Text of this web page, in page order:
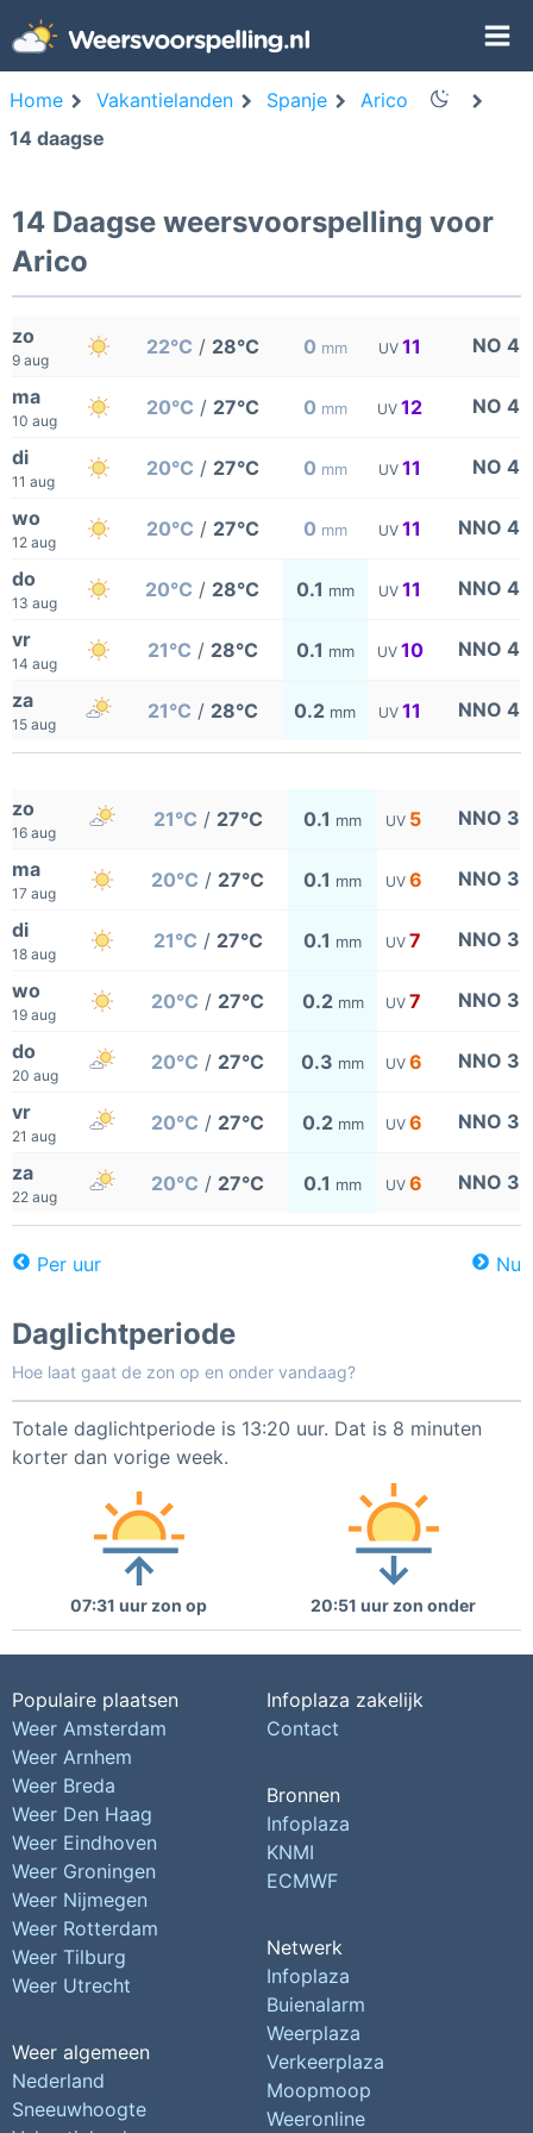
Home Vakantielanden Spanje
Arico
14 daagse
14 Daagse weersvoorspelling voor
Arico
zo
9 aug
22°C / 28°C 0 mm UV 11 NO 4
ma
10 aug
20°C / 27°C 0 mm UV 12 NO 4
di
11 aug
20°C / 27°C 0 mm UV 11 NO 4
wo
12 aug
20°C / 27°C 0 mm UV 11 NNO 4
do
13 aug
20°C / 28°C 0.1 mm UV 11 NNO 4
vr
14 aug
21°C / 28°C 0.1 mm UV 10 NNO 4
za
15 aug
21°C / 28°C 0.2 mm UV 11 NNO 4
zo
16 aug
21°C / 27°C 0.1 mm UV 5 NNO 3
ma
17 aug
20°C / 27°C 0.1 mm UV 6 NNO 3
di
18 aug
21°C / 27°C 0.1 mm UV 7 NNO 3
wo
19 aug
20°C / 27°C 0.2 mm UV 7 NNO 3
do
20 aug
20°C / 27°C 0.3 mm UV 6 NNO 3
vr
21 aug
20°C / 27°C 0.2 mm UV 6 NNO 3
za
22 aug
20°C / 27°C 0.1 mm UV 6 NNO 3
Per uur Nu
Daglichtperiode
Hoe laat gaat de zon op en onder vandaag?
Totale daglichtperiode is 13:20 uur. Dat is 8 minuten
korter dan vorige week.
07:31 uur zon op 20:51 uur zon onder
Populaire plaatsen
Weer Amsterdam
Weer Arnhem
Weer Breda
Weer Den Haag
Weer Eindhoven
Weer Groningen
Weer Nijmegen
Weer Rotterdam
Weer Tilburg
Weer Utrecht
Weer algemeen
Nederland
Sneeuwhoogte
Infoplaza zakelijk
Contact
Bronnen
Infoplaza
KNMI
ECMWF
Netwerk
Infoplaza
Buienalarm
Weerplaza
Verkeerplaza
Moopmoop
Weeronline